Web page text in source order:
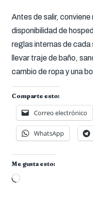
Antes de salir,
disponibilidad de
reglas internas de
llevar traje de baño,
cambio de ropa y una
Comparte esto:
Correo electrónico
WhatsApp
Me gusta esto:
Cargando...